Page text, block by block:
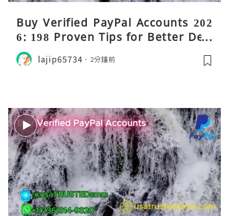
Buy Verified PayPal Accounts 202
6: 198 Proven Tips for Better Deci
sions
lajip65734 2分鐘前